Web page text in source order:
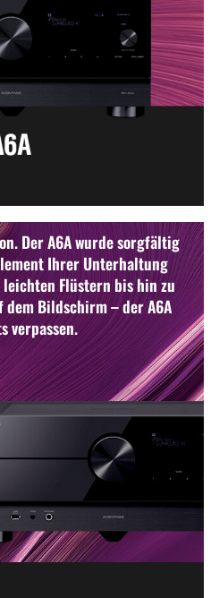
Der A6A wurde sorgfältig
Ihrer Unterhaltung
Flüstern bis hin zu
dem Bildschirm – der A6A
verpassen.